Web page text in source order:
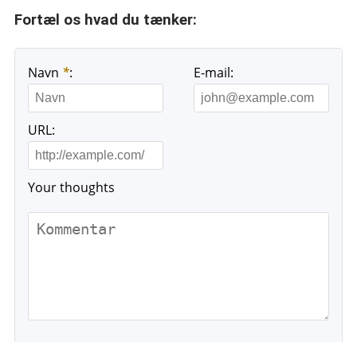
Fortæl os hvad du tænker:
Navn *: E-mail:
URL:
Your thoughts